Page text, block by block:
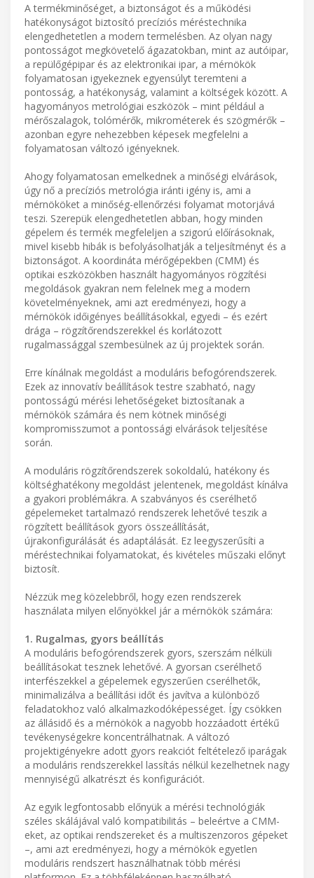
A termékminőséget, a biztonságot és a működési
hatékonyságot biztosító precíziós méréstechnika
elengedhetetlen a modern termelésben. Az olyan nagy
pontosságot megkövetelő ágazatokban, mint az autóipar,
a repülőgépipar és az elektronikai ipar, a mérnökök
folyamatosan igyekeznek egyensúlyt teremteni a
pontosság, a hatékonyság, valamint a költségek között. A
hagyományos metrológiai eszközök – mint például a
mérőszalagok, tolómérők, mikrométerek és szögmérők –
azonban egyre nehezebben képesek megfelelni a
folyamatosan változó igényeknek.
Ahogy folyamatosan emelkednek a minőségi elvárások,
úgy nő a precíziós metrológia iránti igény is, ami a
mérnököket a minőség-ellenőrzési folyamat motorjává
teszi. Szerepük elengedhetetlen abban, hogy minden
gépelem és termék megfeleljen a szigorú előírásoknak,
mivel kisebb hibák is befolyásolhatják a teljesítményt és a
biztonságot. A koordináta mérőgépekben (CMM) és
optikai eszközökben használt hagyományos rögzítési
megoldások gyakran nem felelnek meg a modern
követelményeknek, ami azt eredményezi, hogy a
mérnökök időigényes beállításokkal, egyedi – és ezért
drága – rögzítőrendszerekkel és korlátozott
rugalmassággal szembesülnek az új projektek során.
Erre kínálnak megoldást a moduláris befogórendszerek.
Ezek az innovatív beállítások testre szabható, nagy
pontosságú mérési lehetőségeket biztosítanak a
mérnökök számára és nem kötnek minőségi
kompromisszumot a pontossági elvárások teljesítése
során.
A moduláris rögzítőrendszerek sokoldalú, hatékony és
költséghatékony megoldást jelentenek, megoldást kínálva
a gyakori problémákra. A szabványos és cserélhető
gépelemeket tartalmazó rendszerek lehetővé teszik a
rögzített beállítások gyors összeállítását,
újrakonfigurálását és adaptálását. Ez leegyszerűsíti a
méréstechnikai folyamatokat, és kivételes műszaki előnyt
biztosít.
Nézzük meg közelebbről, hogy ezen rendszerek
használata milyen előnyökkel jár a mérnökök számára:
1. Rugalmas, gyors beállítás
A moduláris befogórendszerek gyors, szerszám nélküli
beállításokat tesznek lehetővé. A gyorsan cserélhető
interfészekkel a gépelemek egyszerűen cserélhetők,
minimalizálva a beállítási időt és javítva a különböző
feladatokhoz való alkalmazkodóképességet. Így csökken
az állásidő és a mérnökök a nagyobb hozzáadott értékű
tevékenységekre koncentrálhatnak. A változó
projektigényekre adott gyors reakciót feltételező iparágak
a moduláris rendszerekkel lassítás nélkül kezelhetnek nagy
mennyiségű alkatrészt és konfigurációt.
Az egyik legfontosabb előnyük a mérési technológiák
széles skálájával való kompatibilitás – beleértve a CMM-
eket, az optikai rendszereket és a multiszenzoros gépeket
–, ami azt eredményezi, hogy a mérnökök egyetlen
moduláris rendszert használhatnak több mérési